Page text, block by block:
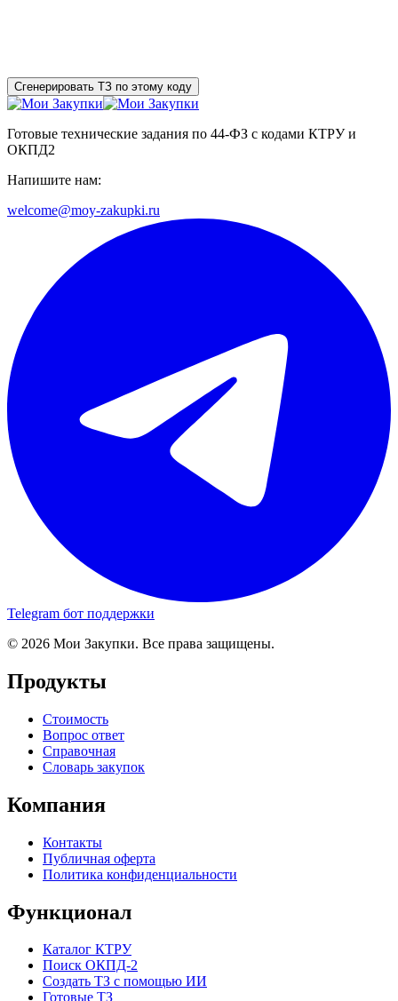
Сгенерировать ТЗ по этому коду
Готовые технические задания по 44-ФЗ с кодами КТРУ и
ОКПД2
Напишите нам:
welcome@moy-zakupki.ru
Telegram бот поддержки
© 2026 Мои Закупки. Все права защищены.
Продукты
Стоимость
Вопрос ответ
Справочная
Словарь закупок
Компания
Контакты
Публичная оферта
Политика конфиденциальности
Функционал
Каталог КТРУ
Поиск ОКПД-2
Создать ТЗ с помощью ИИ
Готовые ТЗ